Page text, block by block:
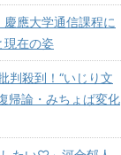
應大学通信課程に
現在の姿
判殺到！“いじり文
帰論・みちょぱ変化